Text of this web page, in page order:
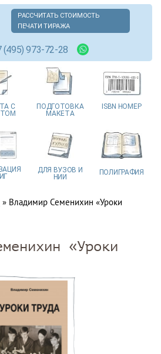
РАССЧИТАТЬ СТОИМОСТЬ
ПЕЧАТИ ТИРАЖА
(495) 973-72-28
С
ПОДГОТОВКА
МАКЕТА
ISBN НОМЕР
ДЛЯ ВУЗОВ И
НИИ
ПОЛИГРАФИЯ
» Владимир Семенихин «Уроки
«Уроки